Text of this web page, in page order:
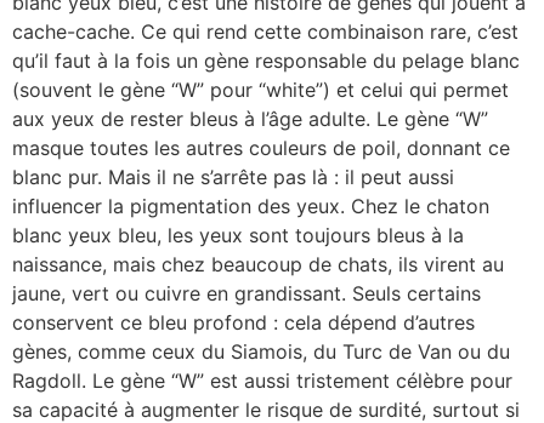
cache-cache. Ce qui rend cette combinaison rare, c’est
qu’il faut à la fois un gène responsable du pelage blanc
(souvent le gène “W” pour “white”) et celui qui permet
aux yeux de rester bleus à l’âge adulte. Le gène “W”
masque toutes les autres couleurs de poil, donnant ce
blanc pur. Mais il ne s’arrête pas là : il peut aussi
influencer la pigmentation des yeux. Chez le chaton
blanc yeux bleu, les yeux sont toujours bleus à la
naissance, mais chez beaucoup de chats, ils virent au
jaune, vert ou cuivre en grandissant. Seuls certains
conservent ce bleu profond : cela dépend d’autres
gènes, comme ceux du Siamois, du Turc de Van ou du
Ragdoll. Le gène “W” est aussi tristement célèbre pour
sa capacité à augmenter le risque de surdité, surtout si